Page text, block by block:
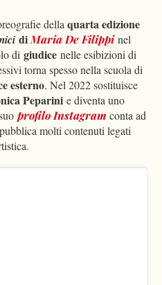
dellaquarta edizione
diMaria De Filippi nel
di giudice nelle esibizioni di
torna spesso nella scuola di
esterno. Nel 2022 sostituisce
Peparini e diventa uno
profilo Instagram conta ad
molti contenuti legati